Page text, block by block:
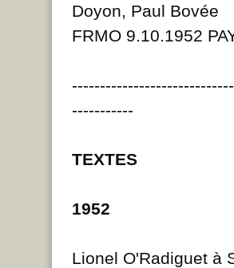
Doyon, Paul Bovée
FRMO 9.10.1952
-----------
TEXTES
1952
Lionel O'Radiguet à